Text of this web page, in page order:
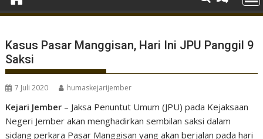
Kasus Pasar Manggisan, Hari Ini JPU Panggil 9
Saksi
7 Juli 2020 humaskejarijember
Kejari Jember – Jaksa Penuntut Umum (JPU) pada Kejaksaan
Negeri Jember akan menghadirkan sembilan saksi dalam
sidang perkara Pasar Manggisan yang akan berjalan pada hari